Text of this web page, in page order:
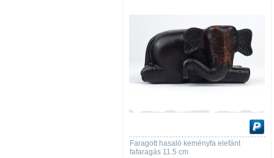
Faragott hasaló keményfa elefánt
fafaragás 11.5 cm